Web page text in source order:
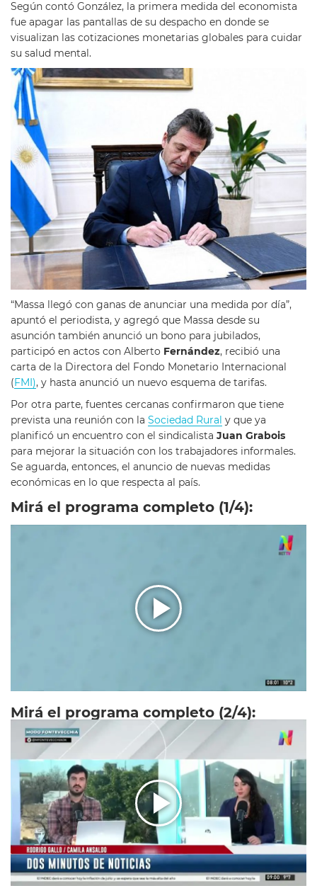
Según contó González, la primera medida del economista
fue apagar las pantallas de su despacho en donde se
visualizan las cotizaciones monetarias globales para cuidar
su salud mental.
“Massa llegó con ganas de anunciar una medida por día”,
apuntó el periodista, y agregó que Massa desde su
asunción también anunció un bono para jubilados,
participó en actos con Alberto Fernández, recibió una
carta de la Directora del Fondo Monetario Internacional
(FMI), y hasta anunció un nuevo esquema de tarifas.
Por otra parte, fuentes cercanas confirmaron que tiene
prevista una reunión con la Sociedad Rural y que ya
planificó un encuentro con el sindicalista Juan Grabois
para mejorar la situación con los trabajadores informales.
Se aguarda, entonces, el anuncio de nuevas medidas
económicas en lo que respecta al país.
Mirá el programa completo (1/4):
Mirá el programa completo (2/4):